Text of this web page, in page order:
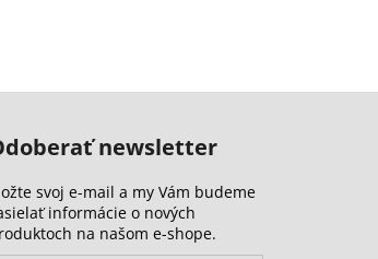
newsletter
svoj e-mail a my Vám budeme
informácie o nových
na našom e-shope.